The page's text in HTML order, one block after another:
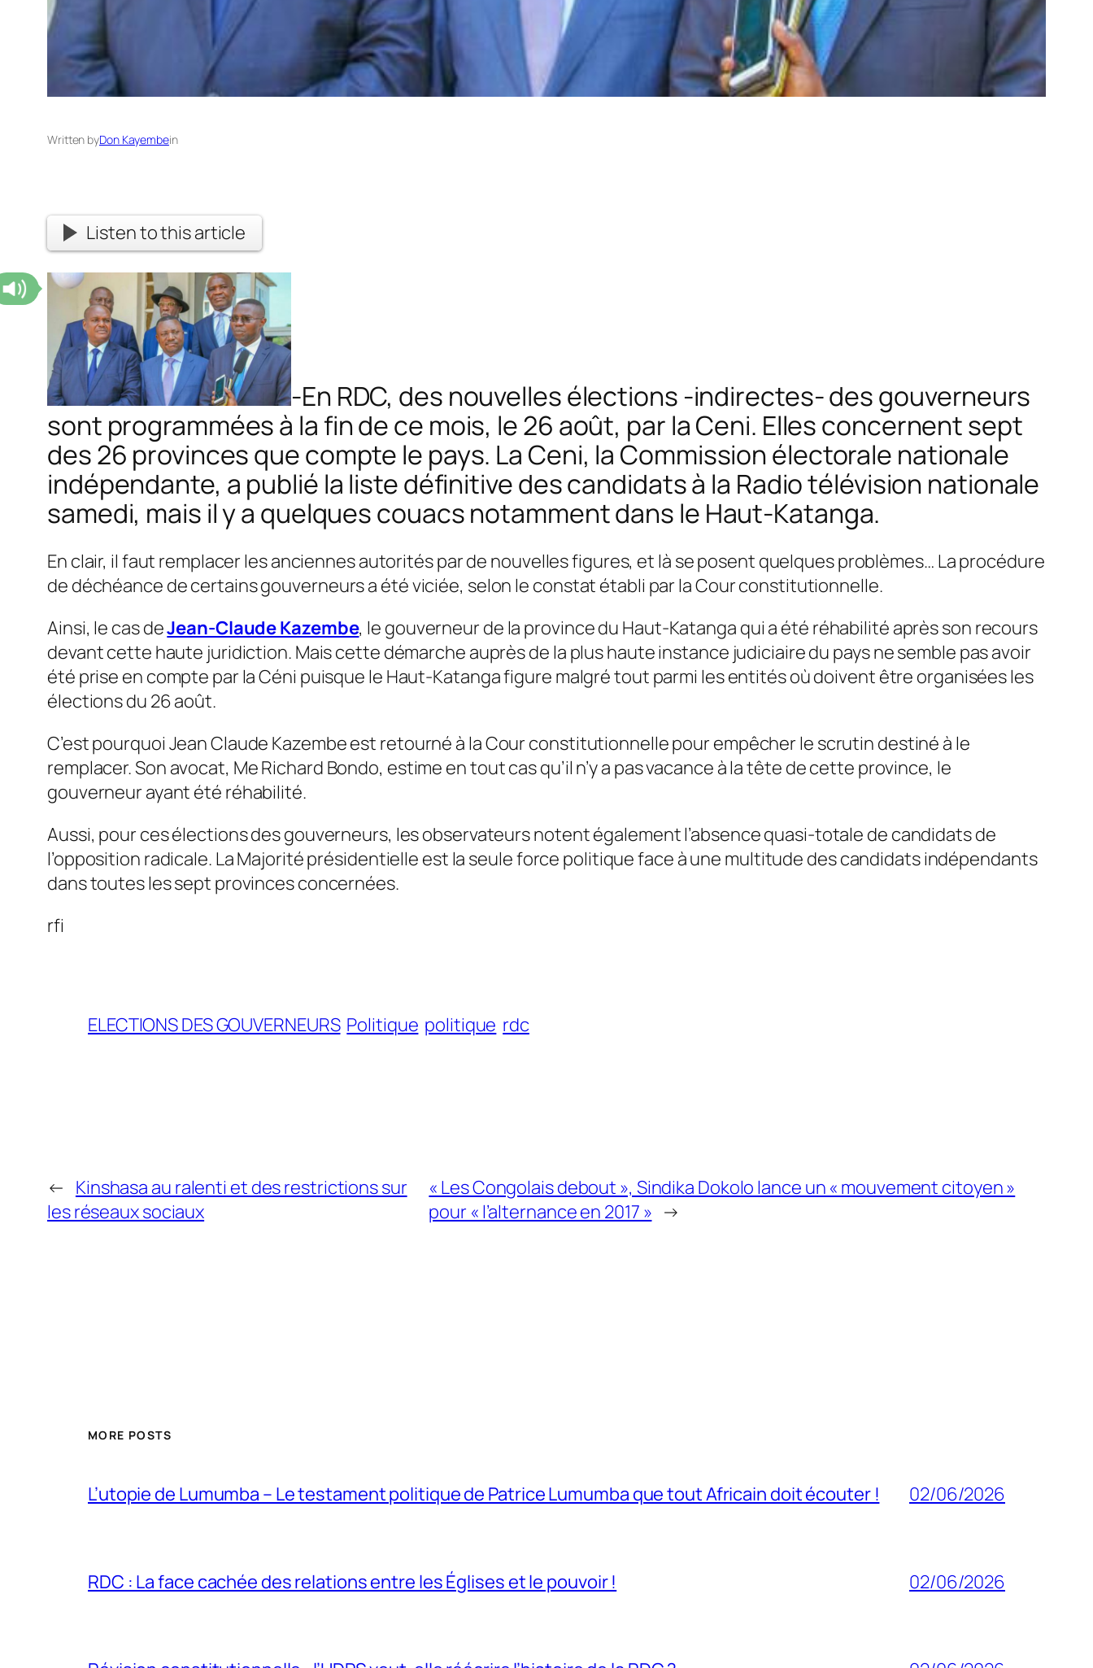
Written byDon Kayembein
Listen to this article
-En RDC, des nouvelles élections -indirectes- des gouverneurs
sont programmées à la fin de ce mois, le 26 août, par la Ceni. Elles concernent sept
des 26 provinces que compte le pays. La Ceni, la Commission électorale nationale
indépendante, a publié la liste définitive des candidats à la Radio télévision nationale
samedi, mais il y a quelques couacs notamment dans le Haut-Katanga.
En clair, il faut remplacer les anciennes autorités par de nouvelles figures, et là se posent quelques problèmes… La procédure
de déchéance de certains gouverneurs a été viciée, selon le constat établi par la Cour constitutionnelle.
Ainsi, le cas deJean-Claude Kazembe, le gouverneur de la province du Haut-Katanga qui a été réhabilité après son recours
devant cette haute juridiction. Mais cette démarche auprès de la plus haute instance judiciaire du pays ne semble pas avoir
été prise en compte par la Céni puisque le Haut-Katanga figure malgré tout parmi les entités où doivent être organisées les
élections du 26 août.
C’est pourquoi Jean Claude Kazembe est retourné à la Cour constitutionnelle pour empêcher le scrutin destiné à le
remplacer. Son avocat, Me Richard Bondo, estime en tout cas qu’il n’y a pas vacance à la tête de cette province, le
gouverneur ayant été réhabilité.
Aussi, pour ces élections des gouverneurs, les observateurs notent également l’absence quasi-totale de candidats de
l’opposition radicale. La Majorité présidentielle est la seule force politique face à une multitude des candidats indépendants
dans toutes les sept provinces concernées.
rfi
ELECTIONS DES GOUVERNEURS Politique politique rdc
← Kinshasa au ralenti et des restrictions sur
les réseaux sociaux
« Les Congolais debout », Sindika Dokolo lance un « mouvement citoyen »
pour « l’alternance en 2017 » →
MORE POSTS
L’utopie de Lumumba – Le testament politique de Patrice Lumumba que tout Africain doit écouter ! 02/06/2026
RDC : La face cachée des relations entre les Églises et le pouvoir ! 02/06/2026